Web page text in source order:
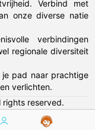
Verbind met
onze diverse natie
verbindingen
regionale diversiteit
je pad naar prachtige
verlichten.
rights reserved.